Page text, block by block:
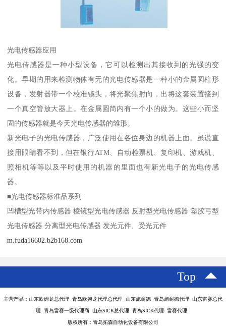
光电传感器应用
光电传感器是一种小型设备，它可以检测出其接收到的光强的变
化。早期的用来检测物体有无的光电传感器是一种小的金属圆柱形
设备，发射器带一个校准镜头，将光聚焦射向，出将这套装置接到
一个真空管放大器上。在金属圆筒内有一个小的做为。这些小而坚
固的传感器就是今天光电传感器的雏形。
新光电子的光电传感器，广泛使用在各位身边的机器上面。虽说直
接用眼睛看不到，但在银行ATM、自动检票机、复印机、游戏机、
照相机等等以及平时使用的机器的里面也有新光电子的光电传感
器。
■光电传感器标准品系列
凹槽型光带内传感器 棱镜型光电传感器 反射型光电传感器 塑胶弓型
光电传感器 分离型光电传感器 发光元件、受光元件
m.fuda16602.b2b168.com
Top
主营产品：山东欧姆龙总代理 青岛欧姆龙代理总代理 山东施耐德 青岛施耐德代理 山东雷赛总代
理 青岛雷赛一级代理商 山东SICK总代理 青岛SICK代理 雷赛代理
版权所有：青岛拓森自动化设备有限公司